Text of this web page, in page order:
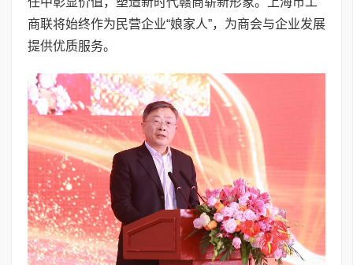
商联将始终作为民营企业“娘家人”，为商会与企业发展
提供优质服务。